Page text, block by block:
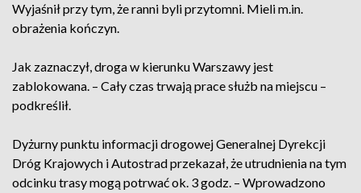
Wyjaśnił przy tym, że ranni byli przytomni. Mieli m.in.
obrażenia kończyn.
Jak zaznaczył, droga w kierunku Warszawy jest
zablokowana. – Cały czas trwają prace służb na miejscu –
podkreślił.
Dyżurny punktu informacji drogowej Generalnej Dyrekcji
Dróg Krajowych i Autostrad przekazał, że utrudnienia na tym
odcinku trasy mogą potrwać ok. 3 godz. – Wprowadzono